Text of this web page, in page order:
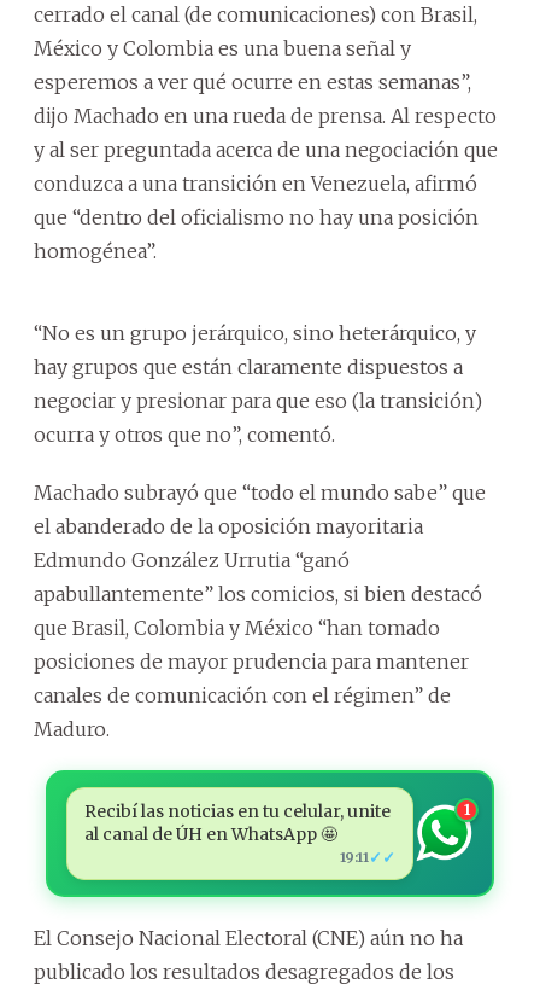
cerrado el canal (de comunicaciones) con Brasil,
México y Colombia es una buena señal y
esperemos a ver qué ocurre en estas semanas”,
dijo Machado en una rueda de prensa. Al respecto
y al ser preguntada acerca de una negociación que
conduzca a una transición en Venezuela, afirmó
que “dentro del oficialismo no hay una posición
homogénea”.
“No es un grupo jerárquico, sino heterárquico, y
hay grupos que están claramente dispuestos a
negociar y presionar para que eso (la transición)
ocurra y otros que no”, comentó.
Machado subrayó que “todo el mundo sabe” que
el abanderado de la oposición mayoritaria
Edmundo González Urrutia “ganó
apabullantemente” los comicios, si bien destacó
que Brasil, Colombia y México “han tomado
posiciones de mayor prudencia para mantener
canales de comunicación con el régimen” de
Maduro.
Recibí las noticias en tu celular, unite
al canal de ÚH en WhatsApp 🤩
19:11 ✓✓
1
El Consejo Nacional Electoral (CNE) aún no ha
publicado los resultados desagregados de los